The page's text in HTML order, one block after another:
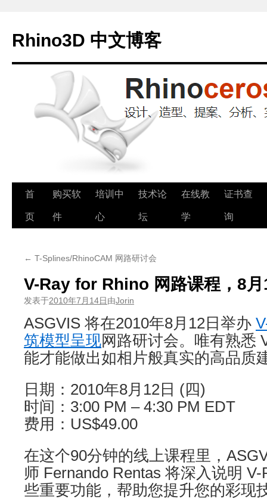
Rhino3D 中文博客
跳
至
首
页
购买软
件
培训中
心
技术论
坛
在线教
学
证书查
询
← T-Splines/RhinoCAM 网路研讨会
V-Ray for Rhino 网路课程，8月
发表于2010年7月14日由Jorin
ASGVIS 将在2010年8月12日举办
筑模型呈现网路研讨会。唯有熟悉
能才能做出如相片般真实的高品质
日期：2010年8月12日 (四)
时间：3:00 PM – 4:30 PM EDT
费用：US$49.00
在这个90分钟的线上课程里，
师 Fernando Rentas 将深入说明
些重要功能，帮助您提升您的彩现